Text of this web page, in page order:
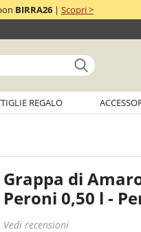
BIRRA26| Scopri >
REGALO
Grappa di
Peroni 0,50 l -
Vedi recensioni